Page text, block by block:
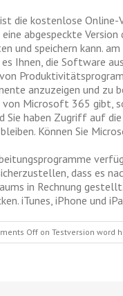
die kostenlose
abgespeckte
und speichern kann.
Ihnen, die Software
anzuzeigen und zu
Microsoft 365 gibt,
Sie haben Zugriff auf
Können Sie
dass es
in Rechnung
iTunes, iPhone und
Off on Testversion word